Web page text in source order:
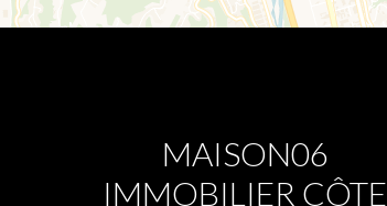
MAISON06
IMMOBILIER CÔTE